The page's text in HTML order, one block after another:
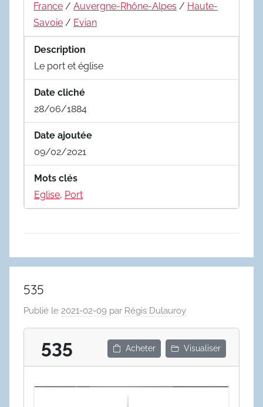
France / Auvergne-Rhône-Alpes / Haute-
Savoie / Evian
Description
Le port et église
Date cliché
28/06/1884
Date ajoutée
09/02/2021
Mots clés
Eglise, Port
535
Publié le 2021-02-09 par Régis Dulauroy
535 Acheter Visualiser